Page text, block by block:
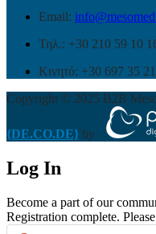
Email:
Τηλ.: +30 210 59 10
Κινητό: +30 697 35
Copyright © 2025 B2B
{DE.CO.DE} by
Log In
Become a part of our
Registration complete.